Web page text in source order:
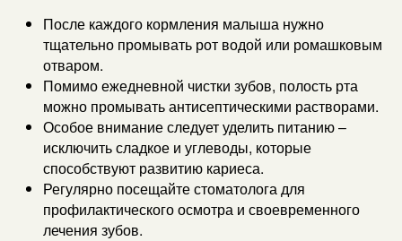
После каждого кормления малыша нужно
тщательно промывать рот водой или ромашковым
отваром.
Помимо ежедневной чистки зубов, полость рта
можно промывать антисептическими растворами.
Особое внимание следует уделить питанию –
исключить сладкое и углеводы, которые
способствуют развитию кариеса.
Регулярно посещайте стоматолога для
профилактического осмотра и своевременного
лечения зубов.